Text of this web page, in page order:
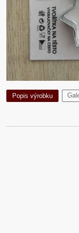
Popis výrobku